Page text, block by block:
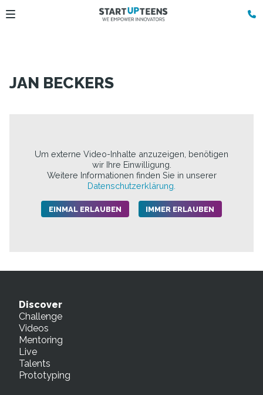
JAN BECKERS
Um externe Video-Inhalte anzuzeigen, benötigen
wir Ihre Einwilligung.
Weitere Informationen finden Sie in unserer
Datenschutzerklärung.
EINMAL ERLAUBEN IMMER ERLAUBEN
Discover
Challenge
Videos
Mentoring
Live
Talents
Prototyping